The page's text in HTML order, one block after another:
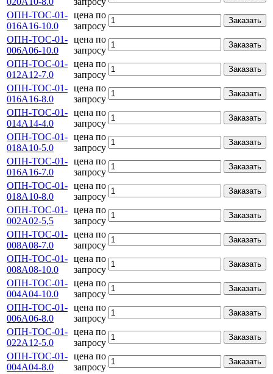
ОПН-ТОС-01-
016А16-10.0
цена по
запросу
Заказать
ОПН-ТОС-01-
006А06-10.0
цена по
запросу
Заказать
ОПН-ТОС-01-
012А12-7.0
цена по
запросу
Заказать
ОПН-ТОС-01-
016А16-8.0
цена по
запросу
Заказать
ОПН-ТОС-01-
014А14-4.0
цена по
запросу
Заказать
ОПН-ТОС-01-
018А10-5.0
цена по
запросу
Заказать
ОПН-ТОС-01-
016А16-7.0
цена по
запросу
Заказать
ОПН-ТОС-01-
018А10-8.0
цена по
запросу
Заказать
ОПН-ТОС-01-
002А02-5,5
цена по
запросу
Заказать
ОПН-ТОС-01-
008А08-7.0
цена по
запросу
Заказать
ОПН-ТОС-01-
008А08-10.0
цена по
запросу
Заказать
ОПН-ТОС-01-
004А04-10.0
цена по
запросу
Заказать
ОПН-ТОС-01-
006А06-8.0
цена по
запросу
Заказать
ОПН-ТОС-01-
022А12-5.0
цена по
запросу
Заказать
ОПН-ТОС-01-
004А04-8.0
цена по
запросу
Заказать